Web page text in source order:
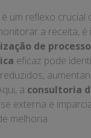
um reflexo crucial
a receita,
de
eficaz pode
a consultoria
externa e
melhoria.